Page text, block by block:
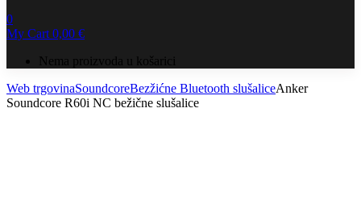
0
My Cart0,00 €
Nema proizvoda u košarici
Web trgovinaSoundcoreBezžićne Bluetooth slušaliceAnker
Soundcore R60i NC bežične slušalice